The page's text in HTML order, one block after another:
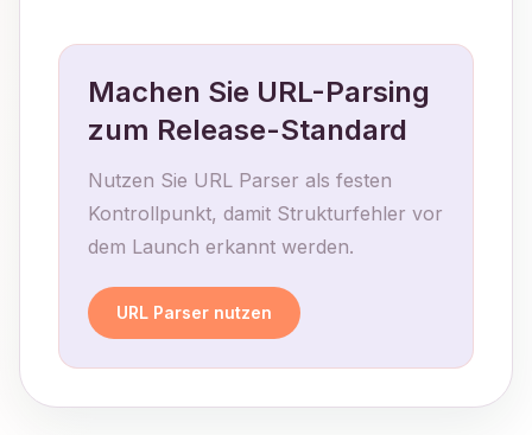
Machen Sie URL-Parsing
zum Release-Standard
Nutzen Sie URL Parser als festen
Kontrollpunkt, damit Strukturfehler vor
dem Launch erkannt werden.
URL Parser nutzen